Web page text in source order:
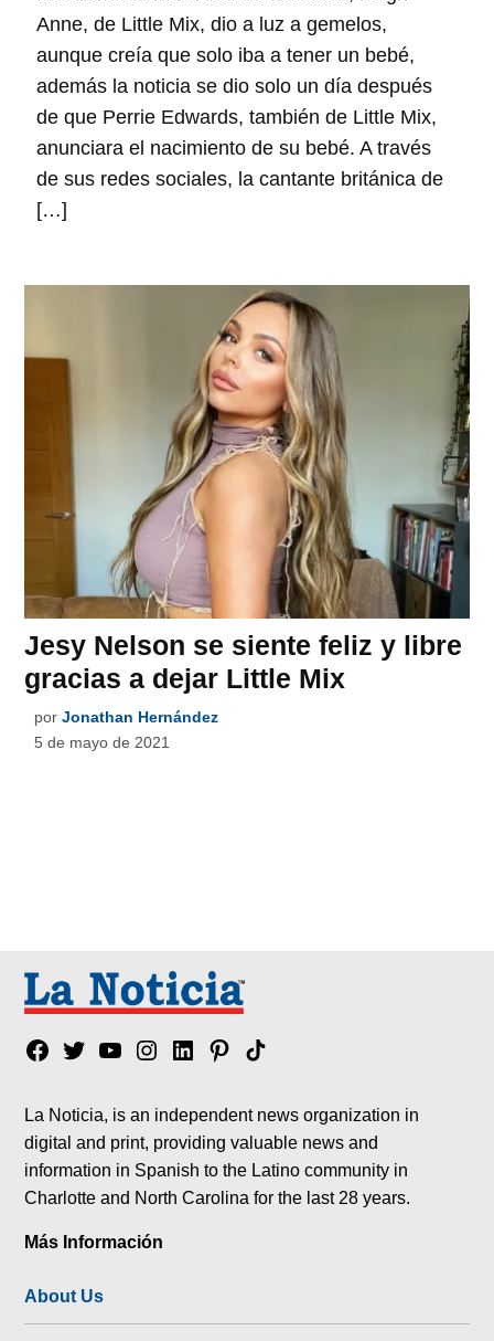
Anne, de Little Mix, dio a luz a gemelos,
aunque creía que solo iba a tener un bebé,
además la noticia se dio solo un día después
de que Perrie Edwards, también de Little Mix,
anunciara el nacimiento de su bebé. A través
de sus redes sociales, la cantante británica de
[…]
Jesy Nelson se siente feliz y libre
gracias a dejar Little Mix
por Jonathan Hernández
5 de mayo de 2021
Facebook
TwitterYouTubeInstagram
LinkedinPinterest
Tik
La Noticia, is an independent news organization in
digital and print, providing valuable news and
information in Spanish to the Latino community in
Charlotte and North Carolina for the last 28 years.
Más Información
About Us